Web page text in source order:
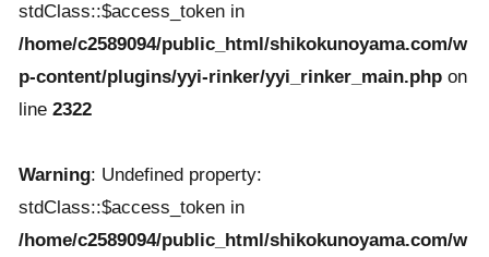
stdClass::$access_token in
/home/c2589094/public_html/shikokunoyama.com/w
p-content/plugins/yyi-rinker/yyi_rinker_main.php on
line 2322
Warning: Undefined property:
stdClass::$access_token in
/home/c2589094/public_html/shikokunoyama.com/w